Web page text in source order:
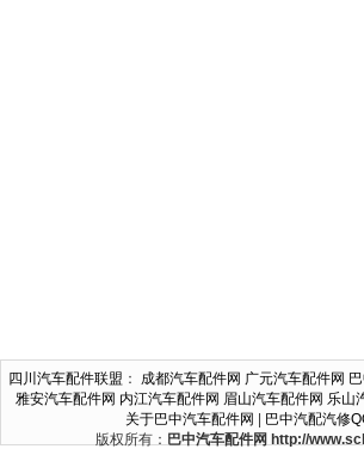
四川汽车配件联盟 ： 成都汽车配件网 广元汽车配件网
雅安汽车配件网 内江汽车配件网 眉山汽车配件网 乐山
关于巴中汽车配件网
巴中汽配汽修
版权所有： 巴中汽车配件网 http://